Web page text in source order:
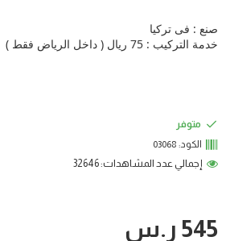
صنع : فى تركيا
خدمة التركيب : 75 ريال ( داخل الرياض فقط )
545 ر.س
متوفر
الكود: 03068
إجمالي عدد المشاهدات: 32646